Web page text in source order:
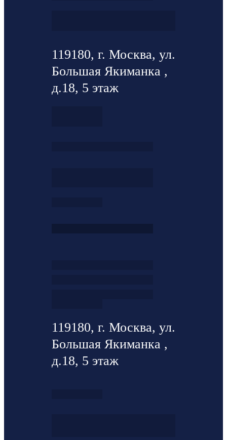
119180, г. Москва, ул.
Большая Якиманка ,
д.18, 5 этаж
119180, г. Москва, ул.
Большая Якиманка ,
д.18, 5 этаж